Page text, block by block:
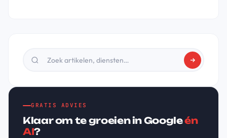
GRATIS ADVIES
Klaar om te groeien in Googleén
AI?